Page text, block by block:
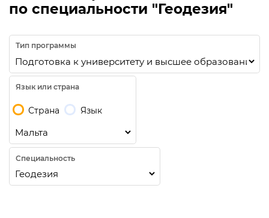
по специальности "Геодезия"
Тип программы
Язык или страна
Страна Язык
Специальность